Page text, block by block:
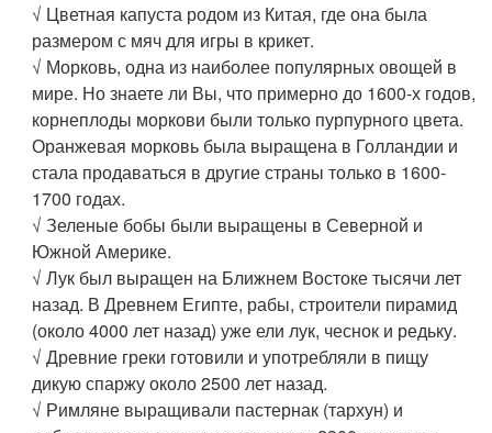
√ Цветная капуста родом из Китая, где она была
размером с мяч для игры в крикет.
√ Морковь, одна из наиболее популярных овощей в
мире. Но знаете ли Вы, что примерно до 1600-х годов,
корнеплоды моркови были только пурпурного цвета.
Оранжевая морковь была выращена в Голландии и
стала продаваться в другие страны только в 1600-
1700 годах.
√ Зеленые бобы были выращены в Северной и
Южной Америке.
√ Лук был выращен на Ближнем Востоке тысячи лет
назад. В Древнем Египте, рабы, строители пирамид
(около 4000 лет назад) уже ели лук, чеснок и редьку.
√ Древние греки готовили и употребляли в пищу
дикую спаржу около 2500 лет назад.
√ Римляне выращивали пастернак (тархун) и